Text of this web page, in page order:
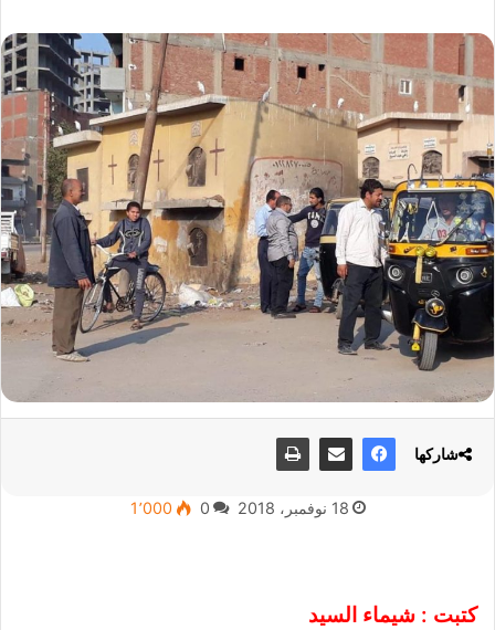
18 نوفمبر، 2018 0 1٬000
كتبت : شيماء السيد
شاركها